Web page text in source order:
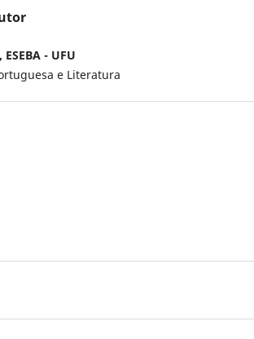
- UFU
e Literatura